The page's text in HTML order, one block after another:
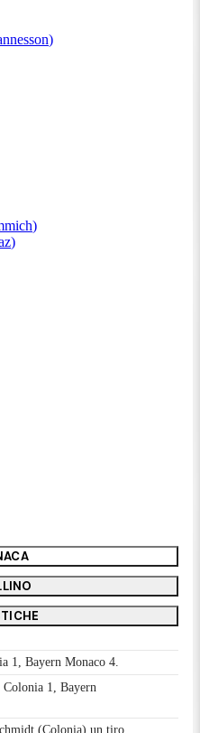
)
)
)
1, Bayern Monaco 4.
Colonia 1, Bayern
(Colonia) un tiro